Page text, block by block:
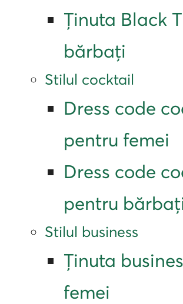
Ținuta Black
bărbați
Stilul cocktail
Dress code
pentru femei
Dress code
pentru
Stilul business
Ținuta
femei